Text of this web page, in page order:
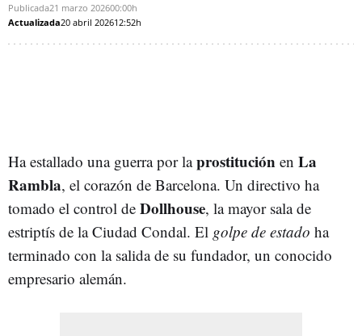
Publicada21 marzo 202600:00h
Actualizada20 abril 202612:52h
Ha estallado una guerra por laprostitución en La
Rambla, el corazón de Barcelona. Un directivo ha
tomado el control de Dollhouse, la mayor sala de
estriptís de la Ciudad Condal. El golpe de estado ha
terminado con la salida de su fundador, un conocido
empresario alemán.